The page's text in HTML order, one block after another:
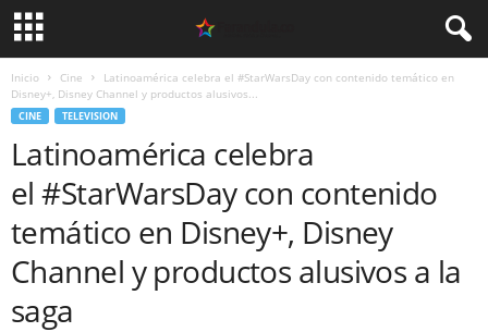
Inicio Cine
Latinoamérica celebra el #StarWarsDay con contenido temático en
Disney+, Disney Channel y productos alusivos...
CINE TELEVISION
Latinoamérica celebra
el #StarWarsDay con contenido
temático en Disney+, Disney
Channel y productos alusivos a la
saga